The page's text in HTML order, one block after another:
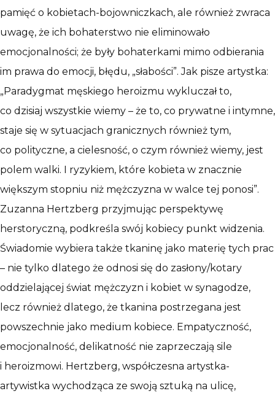
pamięć o kobietach-bojowniczkach, ale również zwraca
uwagę, że ich bohaterstwo nie eliminowało
emocjonalności; że były bohaterkami mimo odbierania
im prawa do emocji, błędu, „słabości”. Jak pisze artystka:
„Paradygmat męskiego heroizmu wykluczał to,
co dzisiaj wszystkie wiemy – że to, co prywatne i intymne,
staje się w sytuacjach granicznych również tym,
co polityczne, a cielesność, o czym również wiemy, jest
polem walki. I ryzykiem, które kobieta w znacznie
większym stopniu niż mężczyzna w walce tej ponosi”.
Zuzanna Hertzberg przyjmując perspektywę
herstoryczną, podkreśla swój kobiecy punkt widzenia.
Świadomie wybiera także tkaninę jako materię tych prac
– nie tylko dlatego że odnosi się do zasłony/kotary
oddzielającej świat mężczyzn i kobiet w synagodze,
lecz również dlatego, że tkanina postrzegana jest
powszechnie jako medium kobiece. Empatyczność,
emocjonalność, delikatność nie zaprzeczają sile
i heroizmowi. Hertzberg, współczesna artystka-
artywistka wychodząca ze swoją sztuką na ulicę,